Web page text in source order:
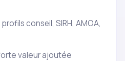
conseil, SIRH, AMOA,
valeur ajoutée